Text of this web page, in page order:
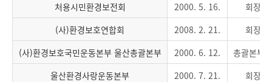
처용시민환경보전회 2000. 5. 16.
회장
(사)환경보호연합회
2008. 2. 21.
회장
(사)환경보호국민운동본부 울산총괄본부
2000. 6. 12.
총괄본부장
울산환경사랑운동본부
2000. 7. 21.
회장